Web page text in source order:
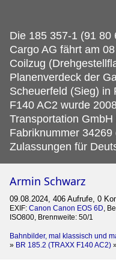
Die 185 357-1 (91 80
Cargo AG fährt am
Coilzug
Planenverdeck der
Scheuerfeld (Sieg) in
F140 AC2 wurde
Transportation
Fabriknummer
Zulassungen für
Armin Schwarz
09.08.2024, 406 Aufrufe, 0
EXIF: Canon Canon EOS 6D ,
ISO800, Brennweite: 50/1
Bahnbilder, mal klassisch und
» BR 185.2 (TRAXX F140 AC2)